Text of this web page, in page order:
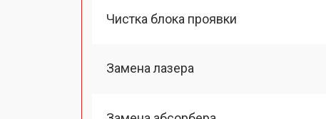
Чистка блока проявки
Замена лазера